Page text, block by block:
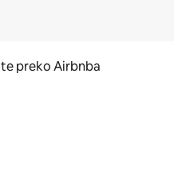
preko Airbnba